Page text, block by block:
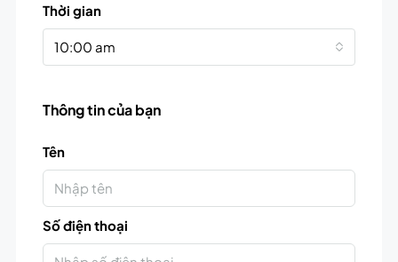
Thời gian
10:00 am
Thông tin của bạn
Tên
Số điện thoại